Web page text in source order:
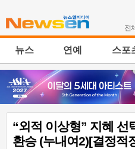
전
뉴스 연예 스포
“외적 이상형” 지혜
환승 (누내여2)[결정적